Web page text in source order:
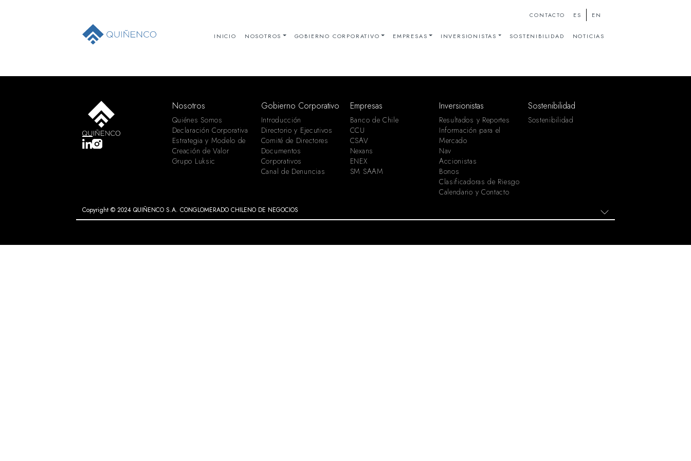
CONTACTO ES EN
INICIO NOSOTROS GOBIERNO CORPORATIVO EMPRESAS INVERSIONISTAS SOSTENIBILIDAD NOTICIAS
Nosotros
Quiénes Somos
Declaración Corporativa
Estrategia y Modelo de
Creación de Valor
Grupo Luksic
Gobierno Corporativo
Introducción
Directorio y Ejecutivos
Comité de Directores
Documentos
Corporativos
Canal de Denuncias
Empresas
Banco de Chile
CCU
CSAV
Nexans
ENEX
SM SAAM
Inversionistas
Resultados y Reportes
Información para el
Mercado
Nav
Accionistas
Bonos
Clasificadoras de Riesgo
Calendario y Contacto
Sostenibilidad
Sostenibilidad
Copyright © 2024 QUIÑENCO S.A. CONGLOMERADO CHILENO DE NEGOCIOS